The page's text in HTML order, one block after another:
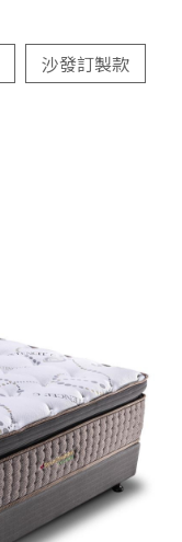
沙發訂製款